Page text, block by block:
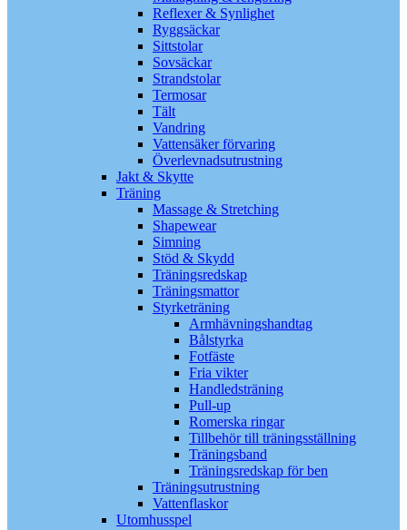
Reflexer & Synlighet
Ryggsäckar
Sittstolar
Sovsäckar
Strandstolar
Termosar
Tält
Vandring
Vattensäker förvaring
Överlevnadsutrustning
Jakt & Skytte
Träning
Massage & Stretching
Shapewear
Simning
Stöd & Skydd
Träningsredskap
Träningsmattor
Styrketräning
Armhävningshandtag
Bålstyrka
Fotfäste
Fria vikter
Handledsträning
Pull-up
Romerska ringar
Tillbehör till träningsställning
Träningsband
Träningsredskap för ben
Träningsutrustning
Vattenflaskor
Utomhusspel